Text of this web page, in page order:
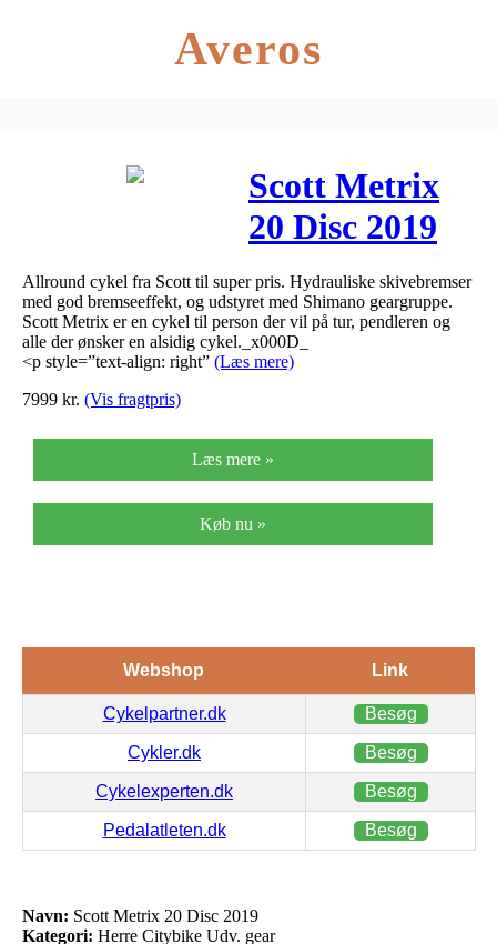
Averos
Scott Metrix
20 Disc 2019
Allround cykel fra Scott til super pris. Hydrauliske skivebremser
med god bremseeffekt, og udstyret med Shimano geargruppe.
Scott Metrix er en cykel til person der vil på tur, pendleren og
alle der ønsker en alsidig cykel._x000D_
<p style=”text-align: right” (Læs mere)
7999 kr. (Vis fragtpris)
Læs mere »
Køb nu »
Webshop Link
Cykelpartner.dk Besøg
Cykler.dk Besøg
Cykelexperten.dk Besøg
Pedalatleten.dk Besøg
Navn: Scott Metrix 20 Disc 2019
Kategori: Herre Citybike Udv. gear